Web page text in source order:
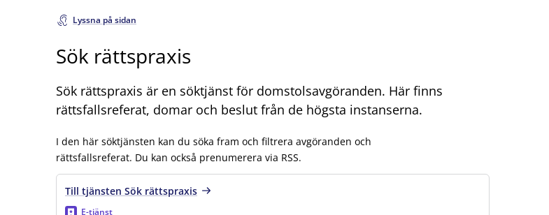
Lyssna på sidan
Sök rättspraxis
Sök rättspraxis är en söktjänst för domstolsavgöranden. Här finns
rättsfallsreferat, domar och beslut från de högsta instanserna.
I den här söktjänsten kan du söka fram och filtrera avgöranden och
rättsfallsreferat. Du kan också prenumerera via RSS.
Till tjänsten Sök rättspraxis
E-tjänst